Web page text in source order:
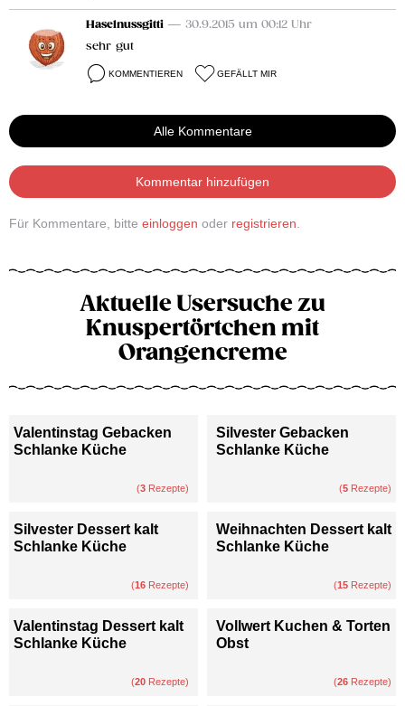
Haselnussgitti — 30.9.2015 um 00:12 Uhr
sehr gut
KOMMENTIEREN GEFÄLLT MIR
Alle Kommentare
Kommentar hinzufügen
Für Kommentare, bitte einloggen oder registrieren
Aktuelle Usersuche zu
Knuspertörtchen mit
Orangencreme
Valentinstag Gebacken
Schlanke Küche
(3 Rezepte)
Silvester Gebacken
Schlanke Küche
(5 Rezepte)
Silvester Dessert kalt
Schlanke Küche
(16 Rezepte)
Weihnachten Dessert kalt
Schlanke Küche
(15 Rezepte)
Valentinstag Dessert kalt
Schlanke Küche
(20 Rezepte)
Vollwert Kuchen & Torten
Obst
(26 Rezepte)